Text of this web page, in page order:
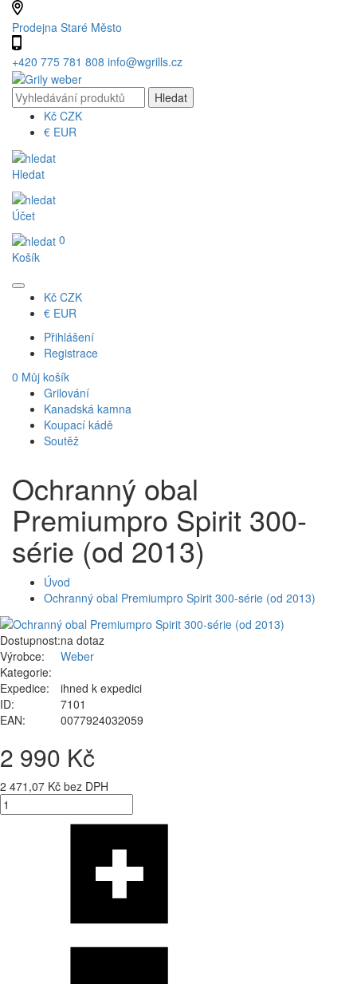
Prodejna Staré Město
+420 775 781 808 info@wgrills.cz
Kč CZK
€ EUR
Hledat
Účet
0
Košík
Kč CZK
€ EUR
Přihlášení
Registrace
0 Můj košík
Grilování
Kanadská kamna
Koupací kádě
Soutěž
Ochranný obal
Premiumpro Spirit 300-
série (od 2013)
Úvod
Ochranný obal Premiumpro Spirit 300-série (od 2013)
Dostupnost:na dotaz
Výrobce:
Weber
Kategorie:
Expedice:
ihned k expedici
ID:
7101
EAN:
0077924032059
2 990 Kč
2 471,07 Kč bez DPH